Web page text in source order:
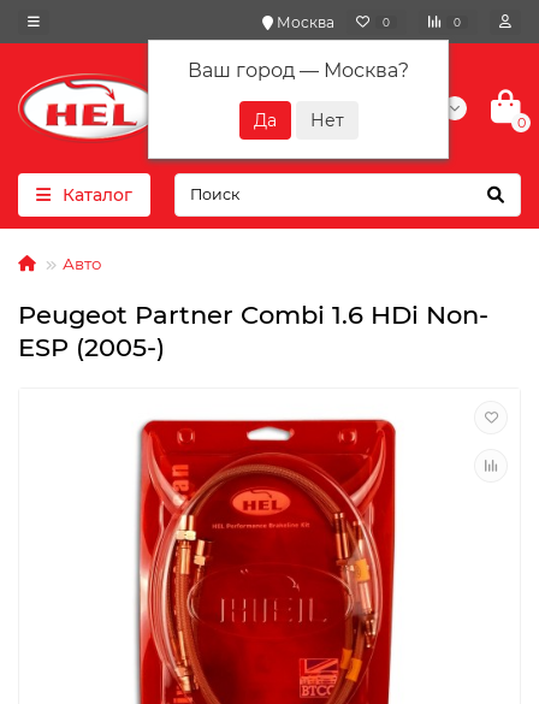
Москва
Ваш город — Москва?
0 0
+7(901) 417-10-01
0
Каталог
Авто
Peugeot Partner Combi 1.6 HDi Non-
ESP (2005-)